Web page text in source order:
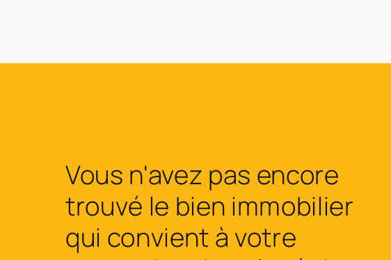
Vous n'avez pas encore
trouvé le bien immobilier
qui convient à votre